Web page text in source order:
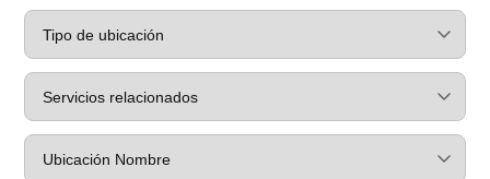
508-674-2020
Avenida Presidente 1741
Información sobre la ubicación